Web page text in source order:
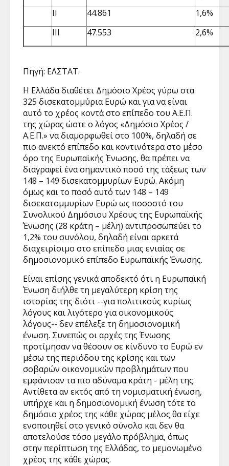
II
44.861
1,6%
ΙΙΙ
47.553 2,6%
Πηγή: ΕΛΣΤΑΤ.
Η Ελλάδα διαθέτει Δημόσιο Χρέος γύρω στα
325 δισεκατομμύρια Ευρώ και για να είναι
αυτό το χρέος κοντά στο επίπεδο του Α.Ε.Π.
της χώρας ώστε ο λόγος «Δημόσιο Χρέος /
Α.Ε.Π.» να διαμορφωθεί στο 100%, δηλαδή σε
πιο ανεκτό επίπεδο και κοντινότερα στο μέσο
όρο της Ευρωπαϊκής Ένωσης, θα πρέπει να
διαγραφεί ένα σημαντικό ποσό της τάξεως των
148 – 149 δισεκατομμυρίων Ευρώ. Ακόμη
όμως και το ποσό αυτό των 148 – 149
δισεκατομμυρίων Ευρώ ως ποσοστό του
Συνολικού Δημόσιου Χρέους της Ευρωπαϊκής
Ένωσης (28 κράτη – μέλη) αντιπροσωπεύει το
1,2% του συνόλου, δηλαδή είναι αρκετά
διαχειρίσιμο στο επίπεδο μιας ενιαίας σε
δημοσιονομικό επίπεδο Ευρωπαϊκής Ένωσης.
Είναι επίσης γενικά αποδεκτό ότι η Ευρωπαϊκή
Ένωση διήλθε τη μεγαλύτερη κρίση της
ιστορίας της διότι --για πολιτικούς κυρίως
λόγους και λιγότερο για οικονομικούς
λόγους-- δεν επέλεξε τη δημοσιονομική
ένωση. Συνεπώς οι αρχές της Ένωσης
προτίμησαν να θέσουν σε κίνδυνο το Ευρώ εν
μέσω της περιόδου της κρίσης και των
σοβαρών οικονομικών προβλημάτων που
εμφάνισαν τα πιο αδύναμα κράτη - μέλη της.
Αντίθετα αν εκτός από τη νομισματική ένωση,
υπήρχε και η δημοσιονομική ένωση τότε το
δημόσιο χρέος της κάθε χώρας μέλος θα είχε
ενοποιηθεί στο γενικό σύνολο και δεν θα
αποτελούσε τόσο μεγάλο πρόβλημα, όπως
στην περίπτωση της Ελλάδας, το μεμονωμένο
χρέος της κάθε χώρας.